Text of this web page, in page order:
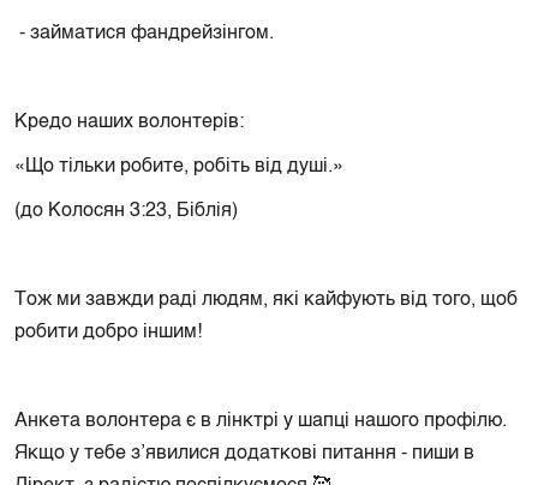
⁃ займатися фандрейзінгом.
Кредо наших волонтерів:
«Що тільки робите, робіть від душі.»
(до Колосян 3:23, Біблія)
Тож ми завжди раді людям, які кайфують від того, щоб
робити добро іншим!
Анкета волонтера є в лінктрі у шапці нашого профілю.
Якщо у тебе зʼявилися додаткові питання - пиши в